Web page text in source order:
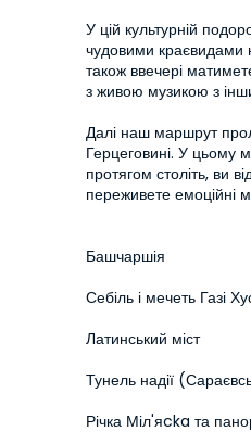
У цій культурній
чудовими краєвидами
також ввечері
з живою музикою з
Далі наш маршрут
Герцеговині. У цьому
протягом століть, ви
переживете емоційні
Башчаршія
Себіль і мечеть Газі
Латинський міст
Тунель надії
Річка Міл'яcka та